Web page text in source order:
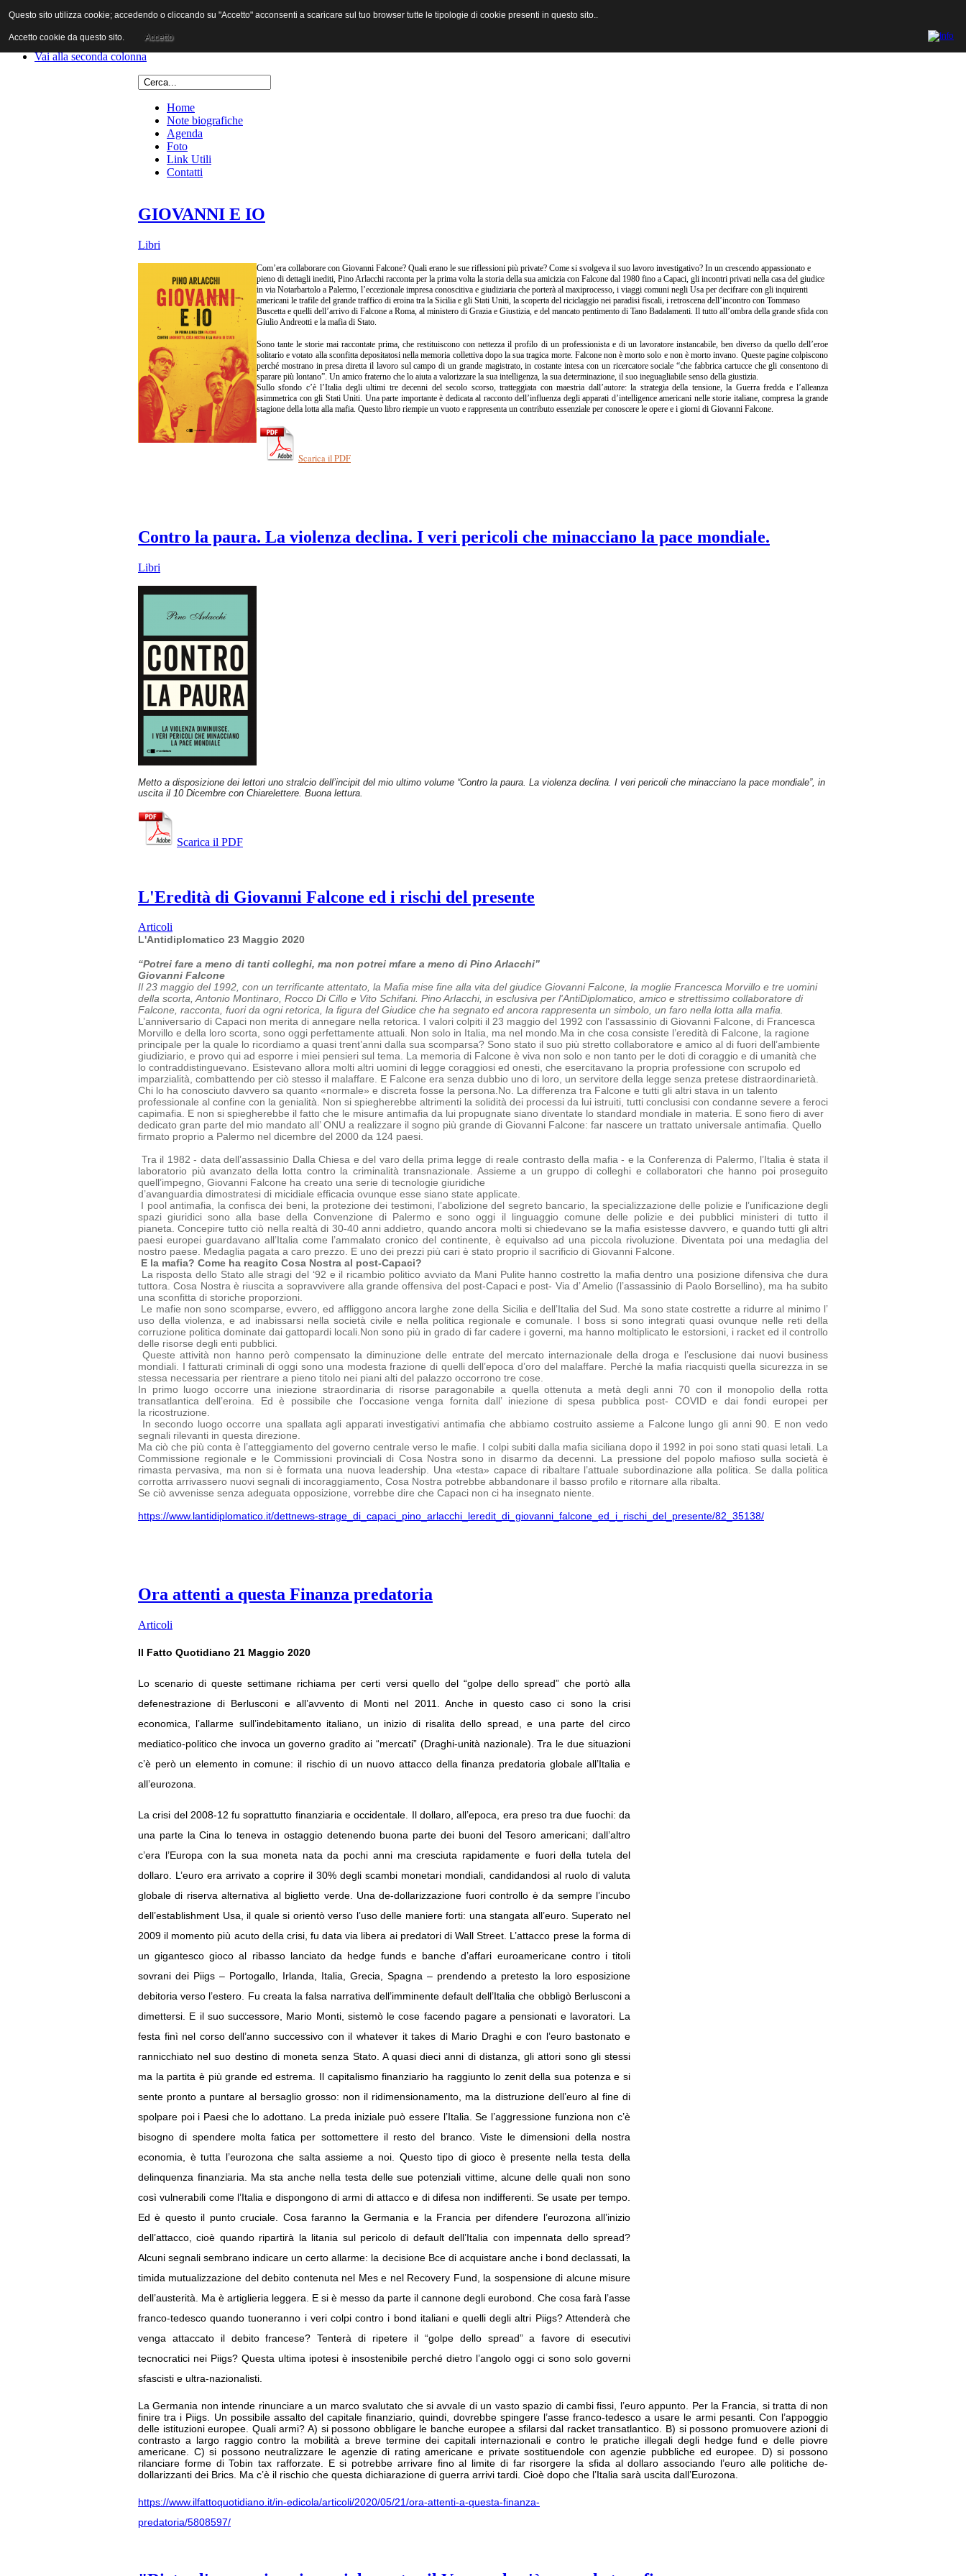
Vai al contenuto
Vai alla prima colonna
Vai alla seconda colonna
Home
Note biografiche
Agenda
Foto
Link Utili
Contatti
GIOVANNI E IO
Libri
Com’era collaborare con Giovanni Falcone? Quali erano le sue riflessioni più private? Come si svolgeva il suo lavoro investigativo? In un crescendo appassionato e
pieno di dettagli inediti, Pino Arlacchi racconta per la prima volta la storia della sua amicizia con Falcone dal 1980 fino a Capaci, gli incontri privati nella casa del giudice
in via Notarbartolo a Palermo, l’eccezionale impresa conoscitiva e giudiziaria che porterà al maxiprocesso, i viaggi comuni negli Usa per decifrare con gli inquirenti
americani le trafile del grande traffico di eroina tra la Sicilia e gli Stati Uniti, la scoperta del riciclaggio nei paradisi fiscali, i retroscena dell’incontro con Tommaso
Buscetta e quelli dell’arrivo di Falcone a Roma, al ministero di Grazia e Giustizia, e del mancato pentimento di Tano Badalamenti. Il tutto all’ombra della grande sfida con
Giulio Andreotti e la mafia di Stato.
Sono tante le storie mai raccontate prima, che restituiscono con nettezza il profilo di un professionista e di un lavoratore instancabile, ben diverso da quello dell’eroe
solitario e votato alla sconfitta depositatosi nella memoria collettiva dopo la sua tragica morte. Falcone non è morto solo e non è morto invano. Queste pagine colpiscono
perché mostrano in presa diretta il lavoro sul campo di un grande magistrato, in costante intesa con un ricercatore sociale “che fabbrica cartucce che gli consentono di
sparare più lontano”. Un amico fraterno che lo aiuta a valorizzare la sua intelligenza, la sua determinazione, il suo ineguagliabile senso della giustizia.
Sullo sfondo c’è l’Italia degli ultimi tre decenni del secolo scorso, tratteggiata con maestria dall’autore: la strategia della tensione, la Guerra fredda e l’alleanza
asimmetrica con gli Stati Uniti. Una parte importante è dedicata al racconto dell’influenza degli apparati d’intelligence americani nelle storie italiane, compresa la grande
stagione della lotta alla mafia. Questo libro riempie un vuoto e rappresenta un contributo essenziale per conoscere le opere e i giorni di Giovanni Falcone.
Scarica il PDF
Contro la paura. La violenza declina. I veri pericoli che minacciano la pace mondiale.
Libri
Metto a disposizione dei lettori uno stralcio dell’incipit del mio ultimo volume “Contro la paura. La violenza declina. I veri pericoli che minacciano la pace mondiale”, in
uscita il 10 Dicembre con Chiarelettere. Buona lettura.
Scarica il PDF
L'Eredità di Giovanni Falcone ed i rischi del presente
Articoli
L'Antidiplomatico 23 Maggio 2020
“Potrei fare a meno di tanti colleghi, ma non potrei mfare a meno di Pino Arlacchi”
Giovanni Falcone
Il 23 maggio del 1992, con un terrificante attentato, la Mafia mise fine alla vita del giudice Giovanni Falcone, la moglie Francesca Morvillo e tre uomini
della scorta, Antonio Montinaro, Rocco Di Cillo e Vito Schifani. Pino Arlacchi, in esclusiva per l'AntiDiplomatico, amico e strettissimo collaboratore di
Falcone, racconta, fuori da ogni retorica, la figura del Giudice che ha segnato ed ancora rappresenta un simbolo, un faro nella lotta alla mafia.
L’anniversario di Capaci non merita di annegare nella retorica. I valori colpiti il 23 maggio del 1992 con l’assassinio di Giovanni Falcone, di Francesca
Morvillo e della loro scorta, sono oggi perfettamente attuali. Non solo in Italia, ma nel mondo.Ma in che cosa consiste l’eredità di Falcone, la ragione
principale per la quale lo ricordiamo a quasi trent’anni dalla sua scomparsa? Sono stato il suo più stretto collaboratore e amico al di fuori dell’ambiente
giudiziario, e provo qui ad esporre i miei pensieri sul tema. La memoria di Falcone è viva non solo e non tanto per le doti di coraggio e di umanità che
lo contraddistinguevano. Esistevano allora molti altri uomini di legge coraggiosi ed onesti, che esercitavano la propria professione con scrupolo ed
imparzialità, combattendo per ciò stesso il malaffare. E Falcone era senza dubbio uno di loro, un servitore della legge senza pretese distraordinarietà.
Chi lo ha conosciuto davvero sa quanto «normale» e discreta fosse la persona.No. La differenza tra Falcone e tutti gli altri stava in un talento
professionale al confine con la genialità. Non si spiegherebbe altrimenti la solidità dei processi da lui istruiti, tutti conclusisi con condanne severe a feroci
capimafia. E non si spiegherebbe il fatto che le misure antimafia da lui propugnate siano diventate lo standard mondiale in materia. E sono fiero di aver
dedicato gran parte del mio mandato all’ ONU a realizzare il sogno più grande di Giovanni Falcone: far nascere un trattato universale antimafia. Quello
firmato proprio a Palermo nel dicembre del 2000 da 124 paesi.
Tra il 1982 - data dell’assassinio Dalla Chiesa e del varo della prima legge di reale contrasto della mafia - e la Conferenza di Palermo, l’Italia è stata il
laboratorio più avanzato della lotta contro la criminalità transnazionale. Assieme a un gruppo di colleghi e collaboratori che hanno poi proseguito
quell’impegno, Giovanni Falcone ha creato una serie di tecnologie giuridiche
d’avanguardia dimostratesi di micidiale efficacia ovunque esse siano state applicate.
I pool antimafia, la confisca dei beni, la protezione dei testimoni, l’abolizione del segreto bancario, la specializzazione delle polizie e l’unificazione degli
spazi giuridici sono alla base della Convenzione di Palermo e sono oggi il linguaggio comune delle polizie e dei pubblici ministeri di tutto il
pianeta.Concepire tutto ciò nella realtà di 30-40 anni addietro, quando ancora molti si chiedevano se la mafia esistesse davvero, e quando tutti gli altri
paesi europei guardavano all’Italia come l’ammalato cronico del continente, è equivalso ad una piccola rivoluzione. Diventata poi una medaglia del
nostro paese. Medaglia pagata a caro prezzo. E uno dei prezzi più cari è stato proprio il sacrificio di Giovanni Falcone.
E la mafia? Come ha reagito Cosa Nostra al post-Capaci?
La risposta dello Stato alle stragi del ‘92 e il ricambio politico avviato da Mani Pulite hanno costretto la mafia dentro una posizione difensiva che dura
tuttora. Cosa Nostra è riuscita a sopravvivere alla grande offensiva del post-Capaci e post- Via d’ Amelio (l’assassinio di Paolo Borsellino), ma ha subito
una sconfitta di storiche proporzioni.
Le mafie non sono scomparse, evvero, ed affliggono ancora larghe zone della Sicilia e dell’Italia del Sud. Ma sono state costrette a ridurre al minimo l’
uso della violenza, e ad inabissarsi nella società civile e nella politica regionale e comunale. I boss si sono integrati quasi ovunque nelle reti della
corruzione politica dominate dai gattopardi locali.Non sono più in grado di far cadere i governi, ma hanno moltiplicato le estorsioni, i racket ed il controllo
delle risorse degli enti pubblici.
Queste attività non hanno però compensato la diminuzione delle entrate del mercato internazionale della droga e l’esclusione dai nuovi business
mondiali. I fatturati criminali di oggi sono una modesta frazione di quelli dell’epoca d’oro del malaffare. Perché la mafia riacquisti quella sicurezza in se
stessa necessaria per rientrare a pieno titolo nei piani alti del palazzo occorrono tre cose.
In primo luogo occorre una iniezione straordinaria di risorse paragonabile a quella ottenuta a metà degli anni 70 con il monopolio della rotta
transatlantica dell’eroina. Ed è possibile che l’occasione venga fornita dall’ iniezione di spesa pubblica post- COVID e dai fondi europei per
la ricostruzione.
In secondo luogo occorre una spallata agli apparati investigativi antimafia che abbiamo costruito assieme a Falcone lungo gli anni 90. E non vedo
segnali rilevanti in questa direzione.
Ma ciò che più conta è l’atteggiamento del governo centrale verso le mafie. I colpi subiti dalla mafia siciliana dopo il 1992 in poi sono stati quasi letali. La
Commissione regionale e le Commissioni provinciali di Cosa Nostra sono in disarmo da decenni. La pressione del popolo mafioso sulla società è
rimasta pervasiva, ma non si è formata una nuova leadership. Una «testa» capace di ribaltare l’attuale subordinazione alla politica. Se dalla politica
corrotta arrivassero nuovi segnali di incoraggiamento, Cosa Nostra potrebbe abbandonare il basso profilo e ritornare alla ribalta.
Se ciò avvenisse senza adeguata opposizione, vorrebbe dire che Capaci non ci ha insegnato niente.
https://www.lantidiplomatico.it/dettnews-strage_di_capaci_pino_arlacchi_leredit_di_giovanni_falcone_ed_i_rischi_del_presente/82_35138/
Ora attenti a questa Finanza predatoria
Articoli
Il Fatto Quotidiano 21 Maggio 2020
Lo scenario di queste settimane richiama per certi versi quello del “golpe dello spread” che portò alla
defenestrazione di Berlusconi e all’avvento di Monti nel 2011. Anche in questo caso ci sono la crisi
economica, l’allarme sull’indebitamento italiano, un inizio di risalita dello spread, e una parte del circo
mediatico-politico che invoca un governo gradito ai “mercati” (Draghi-unità nazionale). Tra le due situazioni
c’è però un elemento in comune: il rischio di un nuovo attacco della finanza predatoria globale all’Italia e
all’eurozona.
La crisi del 2008-12 fu soprattutto finanziaria e occidentale. Il dollaro, all’epoca, era preso tra due fuochi: da
una parte la Cina lo teneva in ostaggio detenendo buona parte dei buoni del Tesoro americani; dall’altro
c’era l’Europa con la sua moneta nata da pochi anni ma cresciuta rapidamente e fuori della tutela del
dollaro. L’euro era arrivato a coprire il 30% degli scambi monetari mondiali, candidandosi al ruolo di valuta
globale di riserva alternativa al biglietto verde. Una de-dollarizzazione fuori controllo è da sempre l’incubo
dell’establishment Usa, il quale si orientò verso l’uso delle maniere forti: una stangata all’euro. Superato nel
2009 il momento più acuto della crisi, fu data via libera ai predatori di Wall Street. L’attacco prese la forma di
un gigantesco gioco al ribasso lanciato da hedge funds e banche d’affari euroamericane contro i titoli
sovrani dei Piigs – Portogallo, Irlanda, Italia, Grecia, Spagna – prendendo a pretesto la loro esposizione
debitoria verso l’estero. Fu creata la falsa narrativa dell’imminente default dell’Italia che obbligò Berlusconi a
dimettersi. E il suo successore, Mario Monti, sistemò le cose facendo pagare a pensionati e lavoratori. La
festa finì nel corso dell’anno successivo con il whatever it takes di Mario Draghi e con l’euro bastonato e
rannicchiato nel suo destino di moneta senza Stato. A quasi dieci anni di distanza, gli attori sono gli stessi
ma la partita è più grande ed estrema. Il capitalismo finanziario ha raggiunto lo zenit della sua potenza e si
sente pronto a puntare al bersaglio grosso: non il ridimensionamento, ma la distruzione dell’euro al fine di
spolpare poi i Paesi che lo adottano. La preda iniziale può essere l’Italia. Se l’aggressione funziona non c’è
bisogno di spendere molta fatica per sottomettere il resto del branco. Viste le dimensioni della nostra
economia, è tutta l’eurozona che salta assieme a noi. Questo tipo di gioco è presente nella testa della
delinquenza finanziaria. Ma sta anche nella testa delle sue potenziali vittime, alcune delle quali non sono
così vulnerabili come l’Italia e dispongono di armi di attacco e di difesa non indifferenti. Se usate per tempo.
Ed è questo il punto cruciale. Cosa faranno la Germania e la Francia per difendere l’eurozona all’inizio
dell’attacco, cioè quando ripartirà la litania sul pericolo di default dell’Italia con impennata dello spread?
Alcuni segnali sembrano indicare un certo allarme: la decisione Bce di acquistare anche i bond declassati, la
timida mutualizzazione del debito contenuta nel Mes e nel Recovery Fund, la sospensione di alcune misure
dell’austerità. Ma è artiglieria leggera. E si è messo da parte il cannone degli eurobond. Che cosa farà l’asse
franco-tedesco quando tuoneranno i veri colpi contro i bond italiani e quelli degli altri Piigs? Attenderà che
venga attaccato il debito francese? Tenterà di ripetere il “golpe dello spread” a favore di esecutivi
tecnocratici nei Piigs? Questa ultima ipotesi è insostenibile perché dietro l’angolo oggi ci sono solo governi
sfascisti e ultra-nazionalisti.
La Germania non intende rinunciare a un marco svalutato che si avvale di un vasto spazio di cambi fissi, l’euro appunto. Per la Francia, si tratta di non
finire tra i Piigs. Un possibile assalto del capitale finanziario, quindi, dovrebbe spingere l’asse franco-tedesco a usare le armi pesanti. Con l’appoggio
delle istituzioni europee. Quali armi? A) si possono obbligare le banche europee a sfilarsi dal racket transatlantico. B) si possono promuovere azioni di
contrasto a largo raggio contro la mobilità a breve termine dei capitali internazionali e contro le pratiche illegali degli hedge fund e delle piovre
americane. C) si possono neutralizzare le agenzie di rating americane e private sostituendole con agenzie pubbliche ed europee. D) si possono
rilanciare forme di Tobin tax rafforzate. E si potrebbe arrivare fino al limite di far risorgere la sfida al dollaro associando l’euro alle politiche de-
dollarizzanti dei Brics. Ma c’è il rischio che questa dichiarazione di guerra arrivi tardi. Cioè dopo che l’Italia sarà uscita dall’Eurozona.
https://www.ilfattoquotidiano.it/in-edicola/articoli/2020/05/21/ora-attenti-a-questa-finanza-
predatoria/5808597/
Questo sito utilizza cookie; accedendo o cliccando su "Accetto" acconsenti a scaricare sul tuo browser tutte le tipologie di cookie presenti in questo sito..
Accetto cookie da questo sito. Accetto